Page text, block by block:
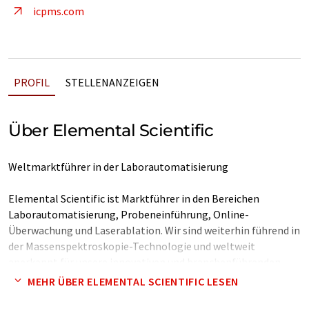
icpms.com
PROFIL STELLENANZEIGEN
Über Elemental Scientific
Weltmarktführer in der Laborautomatisierung
Elemental Scientific ist Marktführer in den Bereichen
Laborautomatisierung, Probeneinführung, Online-
Überwachung und Laserablation. Wir sind weiterhin führend in
der Massenspektroskopie-Technologie und weltweit
Produkte und maßgeschneiderten Lösungen.
MEHR ÜBER ELEMENTAL SCIENTIFIC LESEN